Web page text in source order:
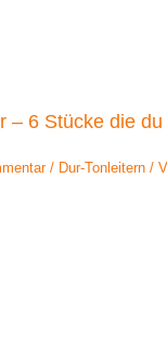
– 6 Stücke die
/ Dur-Tonleitern/